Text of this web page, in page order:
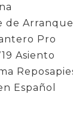
de
Pro
Asiento
Español